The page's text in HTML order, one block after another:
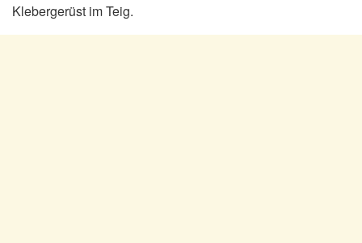
Klebergerüst im Teig.